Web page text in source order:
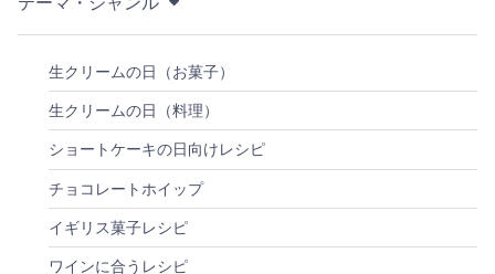
生クリームの日（お菓子）
生クリームの日（料理）
ショートケーキの日向けレシピ
チョコレートホイップ
イギリス菓子レシピ
ワインに合うレシピ